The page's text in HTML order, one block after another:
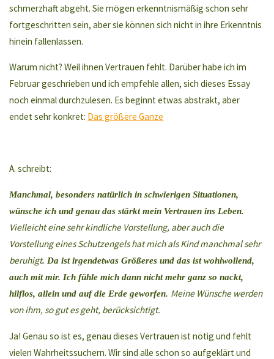
schmerzhaft abgeht. Sie mögen erkenntnismäßig schon sehr
fortgeschritten sein, aber sie können sich nicht in ihre Erkenntnis
hinein fallenlassen.
Warum nicht? Weil ihnen Vertrauen fehlt. Darüber habe ich im
Februar geschrieben und ich empfehle allen, sich dieses Essay
noch einmal durchzulesen. Es beginnt etwas abstrakt, aber
endet sehr konkret: Das größere Ganze
A. schreibt:
Manchmal, besonders natürlich in schwierigen Situationen,
wünsche ich und genau das stärkt mein Vertrauen ins Leben.
Vielleicht eine sehr kindliche Vorstellung, aberauch die
Vorstellung eines Schutzengels hat mich als Kind manchmal sehr
beruhigt. Da ist irgendetwas Größeres und das ist wohlwollend,
auch mit mir. Ich fühle mich dann nicht mehr ganz so nackt,
hilflos, allein und auf die Erde geworfen. Meine Wünsche werden
von ihm, so gut es geht, berücksichtigt.
Ja! Genau so ist es, genau dieses Vertrauen ist nötig und fehlt
vielen Wahrheitssuchern. Wir sind alle schon so aufgeklärt und